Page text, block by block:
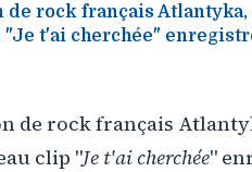
de rock français
"Je t'ai cherchée"
de rock français
clip "Je t'ai cherchée"